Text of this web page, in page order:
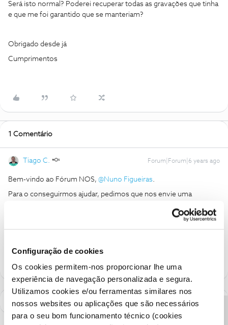
Configuração de cookies
Os cookies permitem-nos proporcionar lhe uma
experiência de navegação personalizada e segura.
Utilizamos cookies e/ou ferramentas similares nos
nossos websites ou aplicações que são necessários
para o seu bom funcionamento técnico (cookies
Será isto normal? Poderei recuperar todas as gravações que tinha
e que me foi garantido que se manteriam?
Obrigado desde já
Cumprimentos
1 Comentário
Tiago C. Forum|Forum|6 years ago
Bem-vindo ao Fórum NOS, @Nuno Figueiras.
Para o conseguirmos ajudar, pedimos que nos envie uma
como "Melhor Resposta" e faça "Like" nos melhores comentários.